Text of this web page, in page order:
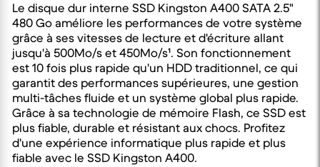
Le disque dur interne SSD Kingston A400 SATA 2.5"
480 Go améliore les performances de votre système
grâce à ses vitesses de lecture et d'écriture allant
jusqu'à 500Mo/s et 450Mo/s¹. Son fonctionnement
est 10 fois plus rapide qu'un HDD traditionnel, ce qui
garantit des performances supérieures, une gestion
multi-tâches fluide et un système global plus rapide.
Grâce à sa technologie de mémoire Flash, ce SSD est
plus fiable, durable et résistant aux chocs. Profitez
d'une expérience informatique plus rapide et plus
fiable avec le SSD Kingston A400.